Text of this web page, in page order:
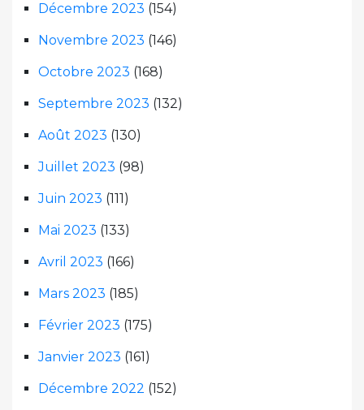
Décembre 2023 (154)
Novembre 2023 (146)
Octobre 2023 (168)
Septembre 2023 (132)
Août 2023 (130)
Juillet 2023 (98)
Juin 2023 (111)
Mai 2023 (133)
Avril 2023 (166)
Mars 2023 (185)
Février 2023 (175)
Janvier 2023 (161)
Décembre 2022 (152)